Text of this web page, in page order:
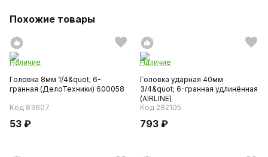
Похожие товары
Наличие
Головка 8мм 1/4&quot; 6-
гранная (ДелоТехники) 600058
Код 83607
53 ₽
Наличие
Головка ударная 40мм
3/4&quot; 6-гранная удлинённая
(AIRLINE)
Код 282105
793 ₽